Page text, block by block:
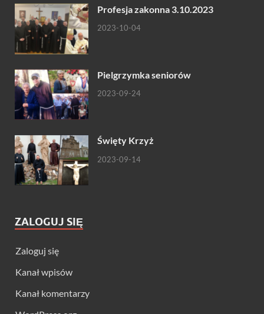
Profesja zakonna 3.10.2023
2023-10-04
Pielgrzymka seniorów
2023-09-24
Święty Krzyż
2023-09-14
ZALOGUJ SIĘ
Zaloguj się
Kanał wpisów
Kanał komentarzy